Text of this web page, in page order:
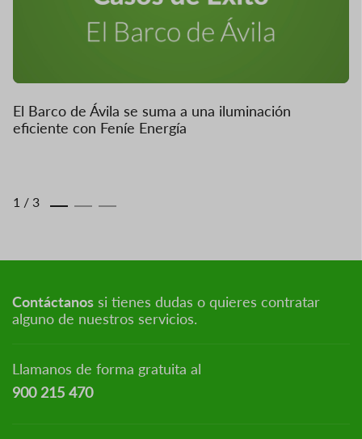
El Barco de Ávila se suma a una iluminación
eficiente con Feníe Energía
1 / 3
Contáctanos si tienes dudas o quieres contratar
alguno de nuestros servicios.
Llamanos de forma gratuita al
900 215 470